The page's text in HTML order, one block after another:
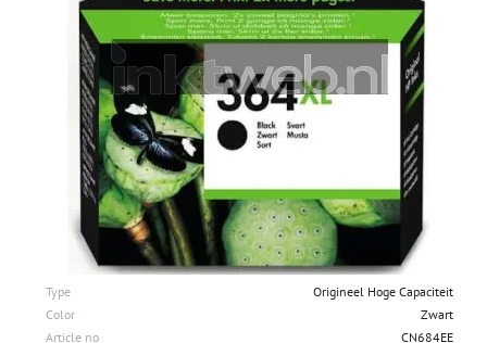
Type
Origineel Hoge Capaciteit
Color
Zwart
Article no
CN684EE